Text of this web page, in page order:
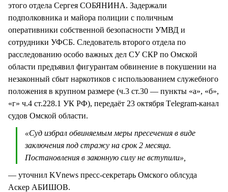
этого отдела Сергея СОБЯНИНА. Задержали
подполковника и майора полиции с поличным
оперативники собственной безопасности УМВД и
сотрудники УФСБ. Следователь второго отдела по
расследованию особо важных дел СУ СКР по Омской
области предъявил фигурантам обвинение в покушении на
незаконный сбыт наркотиков с использованием служебного
положения в крупном размере (ч.3 ст.30 — пункты «а», «б»,
«г» ч.4 ст.228.1 УК РФ), передаёт 23 октября Тelegram-канал
судов Омской области.
«Суд избрал обвиняемым меры пресечения в виде
заключения под стражу на срок 2 месяца.
Постановления в законную силу не вступили»,
— уточнил KVnews пресс-секретарь Омского облсуда
Аскер АБИШОВ.